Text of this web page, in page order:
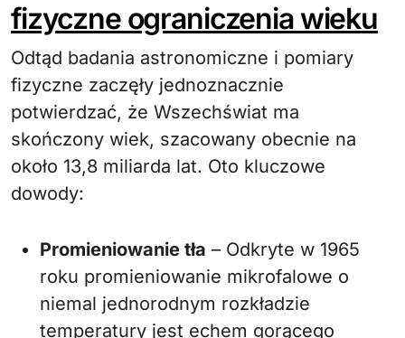
fizyczne ograniczenia wieku
Odtąd badania astronomiczne i pomiary
fizyczne zaczęły jednoznacznie
potwierdzać, że Wszechświat ma
skończony wiek, szacowany obecnie na
około 13,8 miliarda lat. Oto kluczowe
dowody:
Promieniowanie tła – Odkryte w 1965
roku promieniowanie mikrofalowe o
niemal jednorodnym rozkładzie
temperatury jest echem gorącego